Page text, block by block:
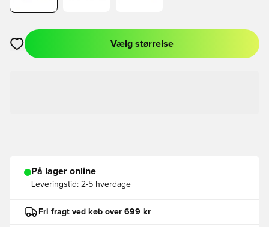
Åbner en Modal til at logge ind eller tilmelde dig som medlem
Vælg størrelse
På lager online
Leveringstid: 2-5 hverdage
Fri fragt ved køb over 699 kr